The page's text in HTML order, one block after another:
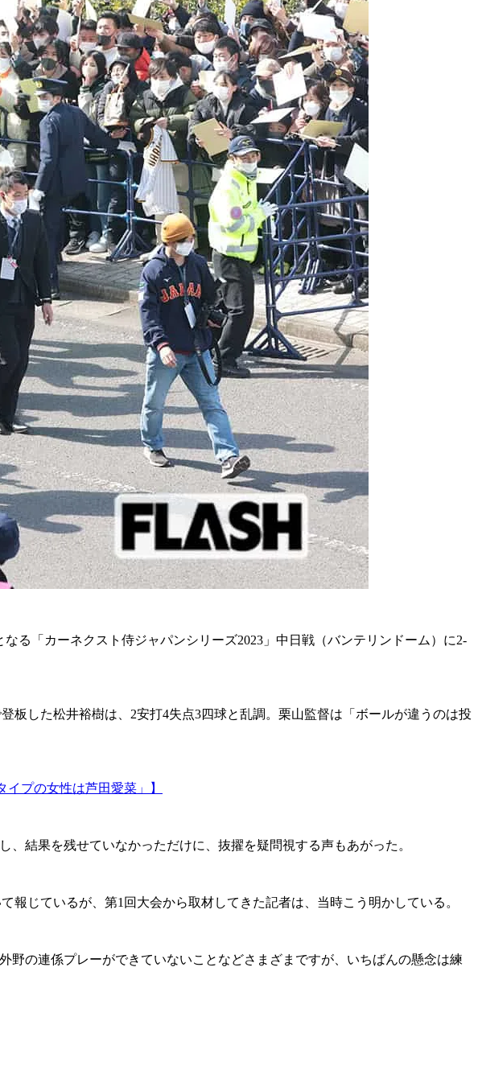
る「カーネクスト侍ジャパンシリーズ2023」中日戦（バンテリンドーム）に2-
した松井裕樹は、2安打4失点3四球と乱調。栗山監督は「ボールが違うのは投
イプの女性は芦田愛菜」】
結果を残せていなかっただけに、抜擢を疑問視する声もあがった。
じているが、第1回大会から取材してきた記者は、当時こう明かしている。
野の連係プレーができていないことなどさまざまですが、いちばんの懸念は練